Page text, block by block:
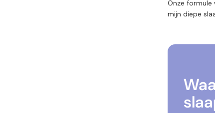
Onze
mijn diepe